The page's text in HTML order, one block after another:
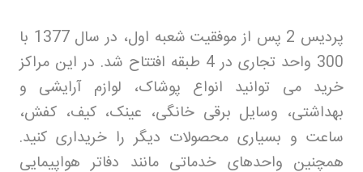
پردیس 2 پس از موفقیت شعبه اول، در سال 1377 با
300 واحد تجاری در 4 طبقه افتتاح شد. در این مراکز
خرید می توانید انواع پوشاک، لوازم آرایشی و
بهداشتی، وسایل برقی خانگی، عینک، کیف، کفش،
ساعت و بسیاری محصولات دیگر را خریداری کنید.
همچنین واحدهای خدماتی مانند دفاتر هواپیمایی